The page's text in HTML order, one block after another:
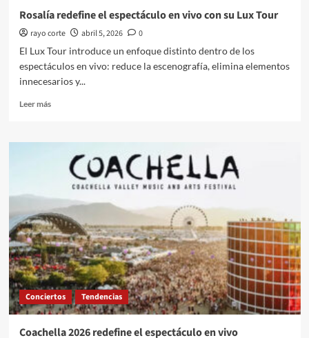
Rosalía redefine el espectáculo en vivo con su Lux Tour
rayo corte abril 5, 2026
0
El Lux Tour introduce un enfoque distinto dentro de los
espectáculos en vivo: reduce la escenografía, elimina elementos
innecesarios y...
Leer másLeer
Rosalía redefine
espectáculo
con
su Lux
Tour
Conciertos Tendencias
Coachella 2026 redefine el espectáculo en vivo